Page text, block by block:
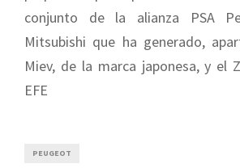
conjunto de la alianza PSA
Mitsubishi que ha generado,
Miev, de la marca japonesa, y el
EFE
PEUGEOT